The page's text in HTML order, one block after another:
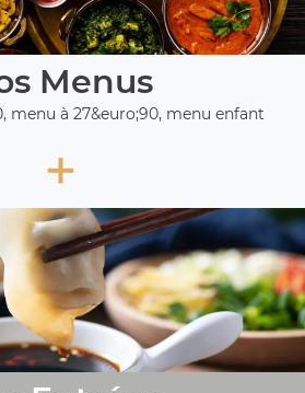
Menus
menu à 27&euro;90, menu enfant
+